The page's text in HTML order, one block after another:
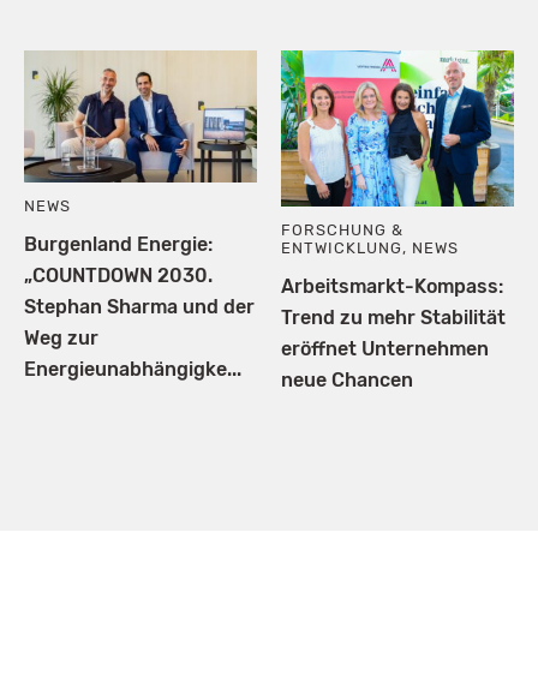
NEWS
Burgenland Energie:
„COUNTDOWN 2030.
Stephan Sharma und der
Weg zur
Energieunabhängigke...
FORSCHUNG &
ENTWICKLUNG , NEWS
Arbeitsmarkt-Kompass:
Trend zu mehr Stabilität
eröffnet Unternehmen
neue Chancen